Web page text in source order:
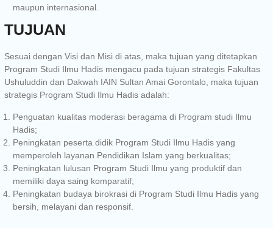
maupun internasional.
TUJUAN
Sesuai dengan Visi dan Misi di atas, maka tujuan yang ditetapkan
Program Studi Ilmu Hadis mengacu pada tujuan strategis Fakultas
Ushuluddin dan Dakwah IAIN Sultan Amai Gorontalo, maka tujuan
strategis Program Studi Ilmu Hadis adalah:
Penguatan kualitas moderasi beragama di Program studi Ilmu
Hadis;
Peningkatan peserta didik Program Studi Ilmu Hadis yang
memperoleh layanan Pendidikan Islam yang berkualitas;
Peningkatan lulusan Program Studi Ilmu yang produktif dan
memiliki daya saing komparatif;
Peningkatan budaya birokrasi di Program Studi Ilmu Hadis yang
bersih, melayani dan responsif.